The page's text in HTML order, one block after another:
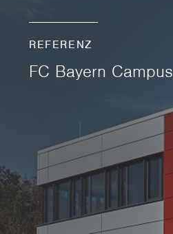
REFERENZ
FC Bayern Campus